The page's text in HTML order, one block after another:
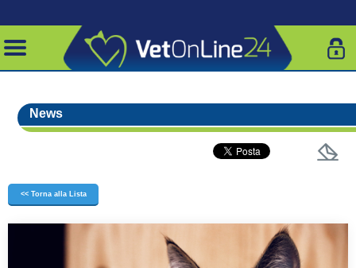
News
<< Torna alla Lista